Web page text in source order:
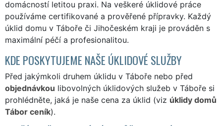
domácností letitou praxi. Na veškeré úklidové práce
používáme certifikované a prověřené přípravky. Každý
úklid domu v Táboře či Jihočeském kraji je prováděn s
maximální péčí a profesionalitou.
KDE POSKYTUJEME NAŠE ÚKLIDOVÉ SLUŽBY
Před jakýmkoli druhem úklidu v Táboře nebo před
objednávkou libovolných úklidových služeb v Táboře si
prohlédněte, jaká je naše cena za úklid (viz úklidy domů
Tábor ceník).